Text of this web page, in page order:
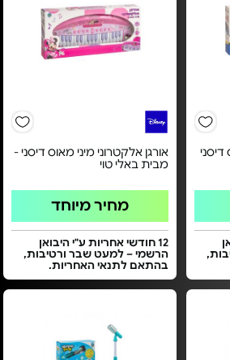
אורגן אלקטרוני מיני מאוס דיסני -
מבית באלי טוי
מחיר מיוחד
12 חודשי אחריות ע"י היבואן
הרשמי – למעט שבר ורטיבות,
בהתאם לתנאי האחריות.